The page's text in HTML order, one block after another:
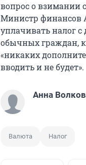
вопрос о взимании
Министр финансов
уплачивать налог
обычных граждан,
«никаких
вводить и не будет».
Анна
Валюта Налог